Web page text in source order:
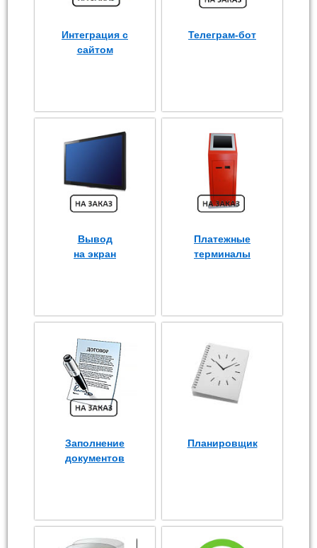
Интеграция с
сайтом
Телеграм-бот
Вывод
на экран
Платежные
терминалы
Заполнение
документов
Планировщик